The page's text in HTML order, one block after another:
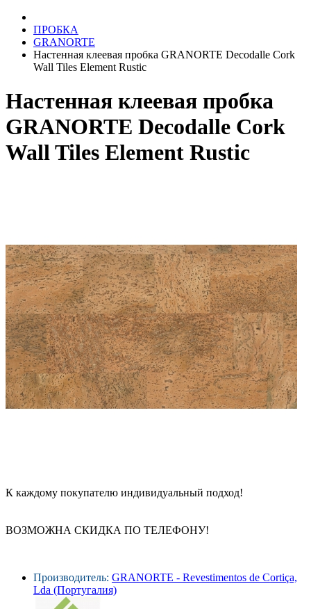
ПРОБКА
GRANORTE
Настенная клеевая пробка GRANORTE Decodalle Cork
Wall Tiles Element Rustic
Настенная клеевая пробка
GRANORTE Decodalle Cork
Wall Tiles Element Rustic
К каждому покупателю индивидуальный подход!
ВОЗМОЖНА СКИДКА ПО ТЕЛЕФОНУ!
Производитель: GRANORTE - Revestimentos de Cortiça,
Lda (Португалия)